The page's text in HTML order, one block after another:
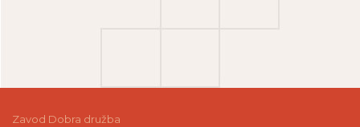
Zavod Dobra družba